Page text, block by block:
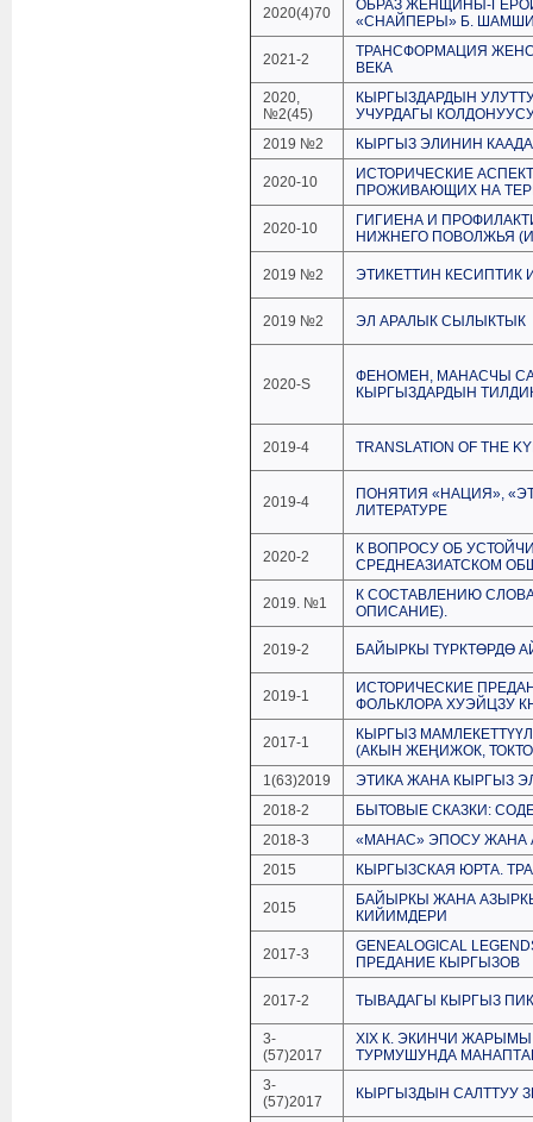
2020(4)70
ОБРАЗ ЖЕНЩИНЫ-
«СНАЙПЕРЫ» Б.
2021-2
ТРАНСФОРМАЦИЯ
ВЕКА
2020,
№2(45)
КЫРГЫЗДАРДЫН
УЧУРДАГЫ
2019 №2
КЫРГЫЗ ЭЛИНИН
2020-10
ИСТОРИЧЕСКИЕ
ПРОЖИВАЮЩИХ НА
2020-10
ГИГИЕНА И
НИЖНЕГО ПОВОЛЖЬЯ
2019 №2 ЭТИКЕТТИН КЕСИПТИК
2019 №2 ЭЛ АРАЛЫК СЫЛЫКТЫК
2020-S
ФЕНОМЕН, МАНАСЧЫ
КЫРГЫЗДАРДЫН
2019-4 TRANSLATION OF THE
2019-4
ПОНЯТИЯ «НАЦИЯ»,
ЛИТЕРАТУРЕ
2020-2
К ВОПРОСУ ОБ
СРЕДНЕАЗИАТСКОМ
2019. №1
К СОСТАВЛЕНИЮ
ОПИСАНИЕ).
2019-2 БАЙЫРКЫ ТҮРКТӨРДӨ
2019-1
ИСТОРИЧЕСКИЕ
ФОЛЬКЛОРА ХУЭЙЦЗУ
2017-1
КЫРГЫЗ
(АКЫН ЖЕҢИЖОК,
1(63)2019
ЭТИКА ЖАНА КЫРГЫЗ
2018-2
БЫТОВЫЕ СКАЗКИ:
2018-3
«МАНАС» ЭПОСУ ЖАНА
2015
КЫРГЫЗСКАЯ ЮРТА.
2015
БАЙЫРКЫ ЖАНА
КИЙИМДЕРИ
2017-3
GENEALOGICAL
ПРЕДАНИЕ КЫРГЫЗОВ
2017-2 ТЫВАДАГЫ КЫРГЫЗ
3-
(57)2017
XIX К. ЭКИНЧИ
ТУРМУШУНДА
3-
(57)2017
КЫРГЫЗДЫН САЛТТУУ